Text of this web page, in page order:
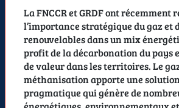
La FNCCR et GRDF ont récemment
l’importance stratégique du gaz et
renouvelables dans un mix
profit de la décarbonation du pays
de valeur dans les territoires. Le
méthanisation apporte une
pragmatique qui génère de